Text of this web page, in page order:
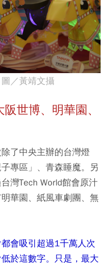
／黃靖文攝
世博、明華園、
了中央主辦的台灣燈
專區」、青森睡魔。另
灣Tech World館會原汁
華園、紙風車劇團、無
會吸引超過1千萬人次
於這數字。只是，最大